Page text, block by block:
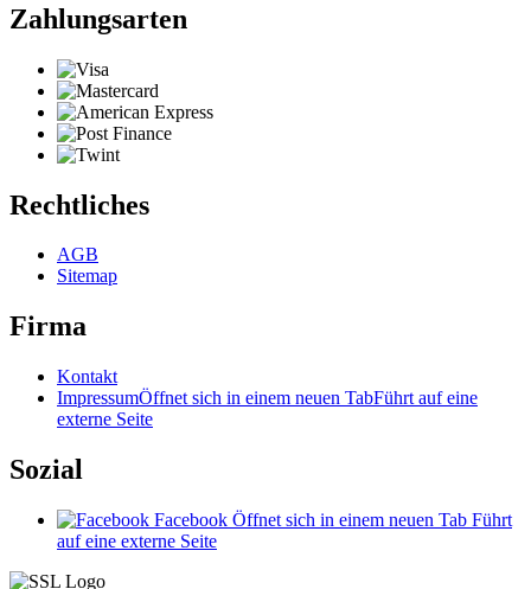
Zahlungsarten
Rechtliches
AGB
Sitemap
Firma
Kontakt
ImpressumÖffnet sich in einem neuen TabFührt auf eine
externe Seite
Sozial
Facebook Öffnet sich in einem neuen Tab Führt
auf eine externe Seite